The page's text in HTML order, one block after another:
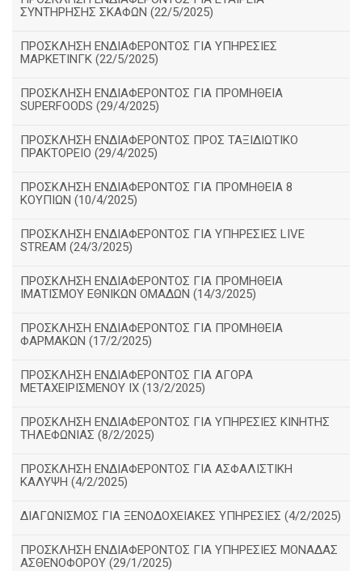
ΣΥΝΤΗΡΗΣΗΣ ΣΚΑΦΩΝ (22/5/2025)
ΠΡΟΣΚΛΗΣΗ ΕΝΔΙΑΦΕΡΟΝΤΟΣ ΓΙΑ ΥΠΗΡΕΣΙΕΣ
ΜΑΡΚΕΤΙΝΓΚ (22/5/2025)
ΠΡΟΣΚΛΗΣΗ ΕΝΔΙΑΦΕΡΟΝΤΟΣ ΓΙΑ ΠΡΟΜΗΘΕΙΑ
SUPERFOODS (29/4/2025)
ΠΡΟΣΚΛΗΣΗ ΕΝΔΙΑΦΕΡΟΝΤΟΣ ΠΡΟΣ ΤΑΞΙΔΙΩΤΙΚΟ
ΠΡΑΚΤΟΡΕΙΟ (29/4/2025)
ΠΡΟΣΚΛΗΣΗ ΕΝΔΙΑΦΕΡΟΝΤΟΣ ΓΙΑ ΠΡΟΜΗΘΕΙΑ 8
ΚΟΥΠΙΩΝ (10/4/2025)
ΠΡΟΣΚΛΗΣΗ ΕΝΔΙΑΦΕΡΟΝΤΟΣ ΓΙΑ ΥΠΗΡΕΣΙΕΣ LIVE
STREAM (24/3/2025)
ΠΡΟΣΚΛΗΣΗ ΕΝΔΙΑΦΕΡΟΝΤΟΣ ΓΙΑ ΠΡΟΜΗΘΕΙΑ
ΙΜΑΤΙΣΜΟΥ ΕΘΝΙΚΩΝ ΟΜΑΔΩΝ (14/3/2025)
ΠΡΟΣΚΛΗΣΗ ΕΝΔΙΑΦΕΡΟΝΤΟΣ ΓΙΑ ΠΡΟΜΗΘΕΙΑ
ΦΑΡΜΑΚΩΝ (17/2/2025)
ΠΡΟΣΚΛΗΣΗ ΕΝΔΙΑΦΕΡΟΝΤΟΣ ΓΙΑ ΑΓΟΡΑ
ΜΕΤΑΧΕΙΡΙΣΜΕΝΟΥ ΙΧ (13/2/2025)
ΠΡΟΣΚΛΗΣΗ ΕΝΔΙΑΦΕΡΟΝΤΟΣ ΓΙΑ ΥΠΗΡΕΣΙΕΣ ΚΙΝΗΤΗΣ
ΤΗΛΕΦΩΝΙΑΣ (8/2/2025)
ΠΡΟΣΚΛΗΣΗ ΕΝΔΙΑΦΕΡΟΝΤΟΣ ΓΙΑ ΑΣΦΑΛΙΣΤΙΚΗ
ΚΑΛΥΨΗ (4/2/2025)
ΔΙΑΓΩΝΙΣΜΟΣ ΓΙΑ ΞΕΝΟΔΟΧΕΙΑΚΕΣ ΥΠΗΡΕΣΙΕΣ (4/2/2025)
ΠΡΟΣΚΛΗΣΗ ΕΝΔΙΑΦΕΡΟΝΤΟΣ ΓΙΑ ΥΠΗΡΕΣΙΕΣ ΜΟΝΑΔΑΣ
ΑΣΘΕΝΟΦΟΡΟΥ (29/1/2025)